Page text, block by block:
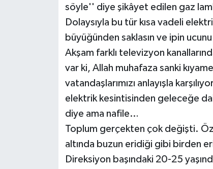
söyle'' diye şikâyet edilen gaz
Dolaysıyla bu tür kısa vadeli
büyüğünden saklasın ve ipin
Akşam farklı televizyon
var ki, Allah muhafaza sanki
vatandaşlarımızı anlayışla
elektrik kesintisinden geleceğe
diye ama nafile…
Toplum gerçekten çok değişti.
altında buzun eridiği gibi birden
Direksiyon başındaki 20-25